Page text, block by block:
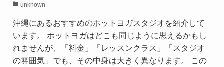
unknown
沖縄にあるおすすめのホットヨガスタジオを紹介して
います。 ホットヨガはどこも同じように思えるかもし
れませんが、「料金」「レッスンクラス」「スタジオ
の雰囲気」でも、その中身は大きく異なります。 この